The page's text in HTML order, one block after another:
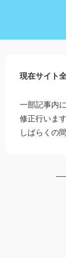
現在サイト
一部記事内
修正行います
しばらくの